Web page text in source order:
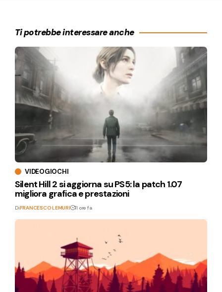
Ti potrebbe interessare anche
VIDEOGIOCHI
Silent Hill 2 si aggiorna su PS5: la patch 1.07
migliora grafica e prestazioni
DiFRANCESCO LEMURI 11 ore fa